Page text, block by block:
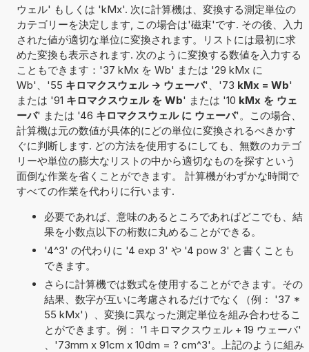
ウェル' もしくは 'kMx'. 次に計算機は、変換する測定単位の
カテゴリーを決定します, この場合は'磁束'です. その後、入力
された値が適切な単位に変換されます。リストには最初に求
めた変換も表示されます. 次のように変換する数値を入力する
こともできます：'37 kMx を Wb' または '29 kMx に
Wb'、'55 キロマクスウェル -> ウェーバ'、'73 kMx = Wb'
または '91 キロマクスウェル を Wb' または '10 kMx を ウェ
ーバ' または '46 キロマクスウェル に ウェーバ'。この場合、
計算機は元の数値が具体的にどの単位に変換されるべきかす
ぐに判断します. どの方法を使用するにしても、無数のカテゴ
リーや単位の膨大なリストの中から適切なものを探すという
面倒な作業を省くことができます。 計算機がわずかな時間で
すべての作業を代わりに行います.
必要であれば、意味のあるところであればどこでも、結
果を小数点以下の桁数に丸めることができる。
'4^3' の代わりに '4 exp 3' や '4 pow 3' と書くことも
できます。
さらに計算機では数式を使用することができます。その
結果、数字が互いに考慮されるだけでなく（例： '37 *
55 kMx'）、変換に異なった測定単位を組み合わせるこ
とができます。例： '1 キロマクスウェル + 19 ウェーバ'
、'73mm x 91cm x 10dm = ? cm^3'。上記のように組み